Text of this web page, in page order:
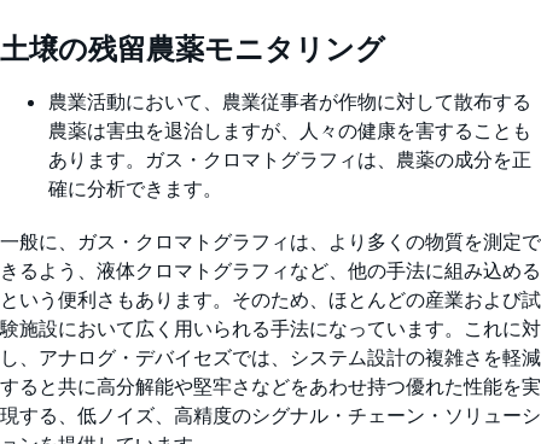
土壌の残留農薬モニタリング
農業活動において、農業従事者が作物に対して散布する
農薬は害虫を退治しますが、人々の健康を害することも
あります。ガス・クロマトグラフィは、農薬の成分を正
確に分析できます。
一般に、ガス・クロマトグラフィは、より多くの物質を測定で
きるよう、液体クロマトグラフィなど、他の手法に組み込める
という便利さもあります。そのため、ほとんどの産業および試
験施設において広く用いられる手法になっています。これに対
し、アナログ・デバイセズでは、システム設計の複雑さを軽減
すると共に高分解能や堅牢さなどをあわせ持つ優れた性能を実
現する、低ノイズ、高精度のシグナル・チェーン・ソリューシ